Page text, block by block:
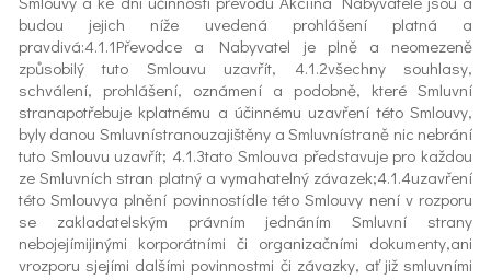
budou jejich níže uvedená prohlášení platná a
pravdivá:4.1.1Převodce a Nabyvatel je plně a neomezeně
způsobilý tuto Smlouvu uzavřít, 4.1.2všechny souhlasy,
schválení, prohlášení, oznámení a podobně, které Smluvní
stranapotřebuje kplatnému a účinnému uzavření této Smlouvy,
byly danou Smluvnístranouzajištěny a Smluvnístraně nic nebrání
tuto Smlouvu uzavřít; 4.1.3tato Smlouva představuje pro každou
ze Smluvních stran platný a vymahatelný závazek;4.1.4uzavření
této Smlouvya plnění povinnostídle této Smlouvy není v rozporu
se zakladatelským právním jednáním Smluvní strany
nebojejímijinými korporátními či organizačními dokumenty,ani
vrozporu sjejími dalšími povinnostmi či závazky, ať již smluvními